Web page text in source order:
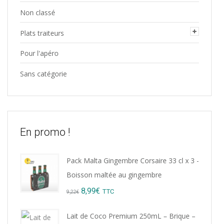
Non classé
Plats traiteurs
Pour l'apéro
Sans catégorie
En promo !
Pack Malta Gingembre Corsaire 33 cl x 3 -
Boisson maltée au gingembre
9,22€ Original
8,99€ Current
TTC
Lait de Coco Premium 250mL – Brique –